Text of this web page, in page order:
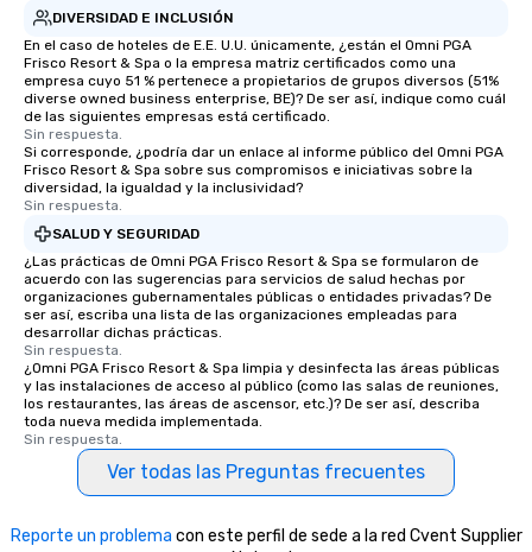
DIVERSIDAD E INCLUSIÓN
En el caso de hoteles de E.E. U.U. únicamente, ¿están el Omni PGA
Frisco Resort & Spa o la empresa matriz certificados como una
empresa cuyo 51 % pertenece a propietarios de grupos diversos (51%
diverse owned business enterprise, BE)? De ser así, indique como cuál
de las siguientes empresas está certificado.
Sin respuesta.
Si corresponde, ¿podría dar un enlace al informe público del Omni PGA
Frisco Resort & Spa sobre sus compromisos e iniciativas sobre la
diversidad, la igualdad y la inclusividad?
Sin respuesta.
SALUD Y SEGURIDAD
¿Las prácticas de Omni PGA Frisco Resort & Spa se formularon de
acuerdo con las sugerencias para servicios de salud hechas por
organizaciones gubernamentales públicas o entidades privadas? De
ser así, escriba una lista de las organizaciones empleadas para
desarrollar dichas prácticas.
Sin respuesta.
¿Omni PGA Frisco Resort & Spa limpia y desinfecta las áreas públicas
y las instalaciones de acceso al público (como las salas de reuniones,
los restaurantes, las áreas de ascensor, etc.)? De ser así, describa
toda nueva medida implementada.
Sin respuesta.
Ver todas las Preguntas frecuentes
Reporte un problema con este perfil de sede a la red Cvent Supplier